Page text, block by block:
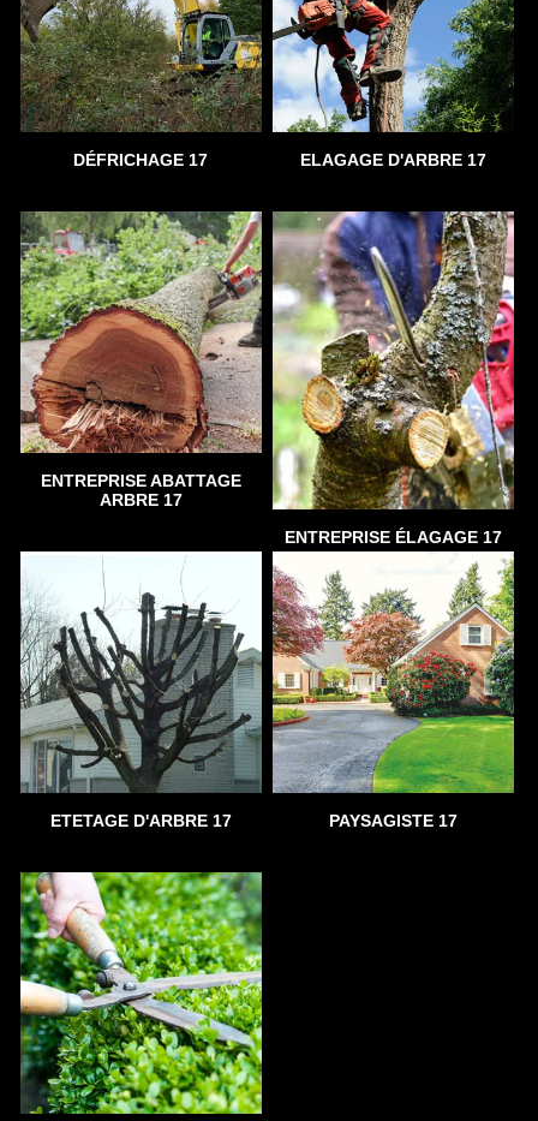
DÉFRICHAGE 17 ELAGAGE D'ARBRE 17
ENTREPRISE ABATTAGE
ARBRE 17
ENTREPRISE ÉLAGAGE 17
ETETAGE D'ARBRE 17 PAYSAGISTE 17